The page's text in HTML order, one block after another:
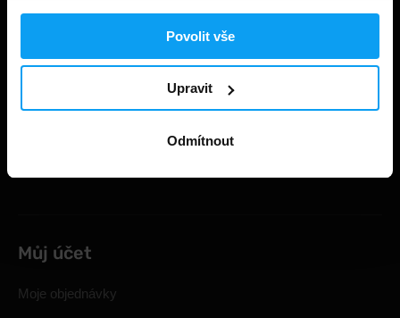
Povolit vše
Upravit
Odmítnout
Odstoupení od smlouvy
Nastavit cookies
Můj účet
Moje objednávky